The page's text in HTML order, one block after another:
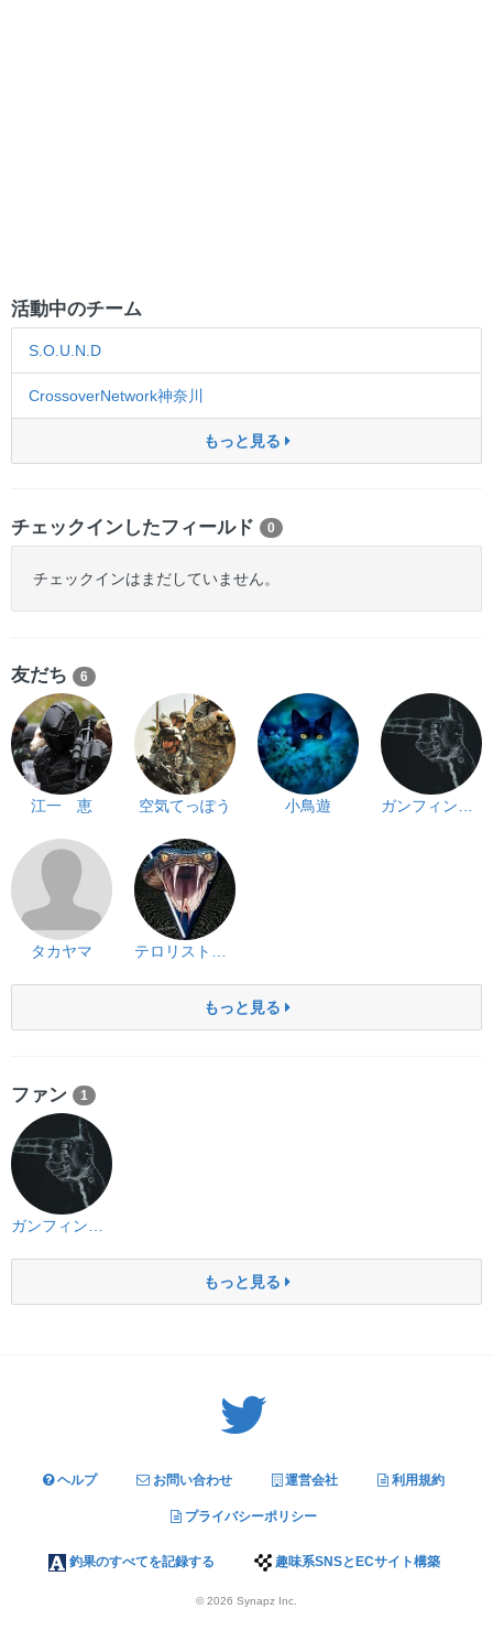
活動中のチーム
S.O.U.N.D
CrossoverNetwork神奈川
もっと見る
チェックインしたフィールド 0
チェックインはまだしていません。
友だち 6
江一 恵 空気てっぽう 小鳥遊 ガンフィンガー
タカヤマ テロリストゴンサレス
もっと見る
ファン 1
もっと見る
ヘルプ お問い合わせ 運営会社 利用規約
プライバシーポリシー
釣果のすべてを記録する 趣味系SNSとECサイト構築
© 2026 Synapz Inc.